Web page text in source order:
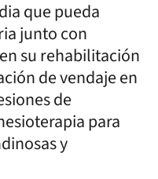
que pueda
junto con
su rehabilitación
de vendaje en
de
para
y